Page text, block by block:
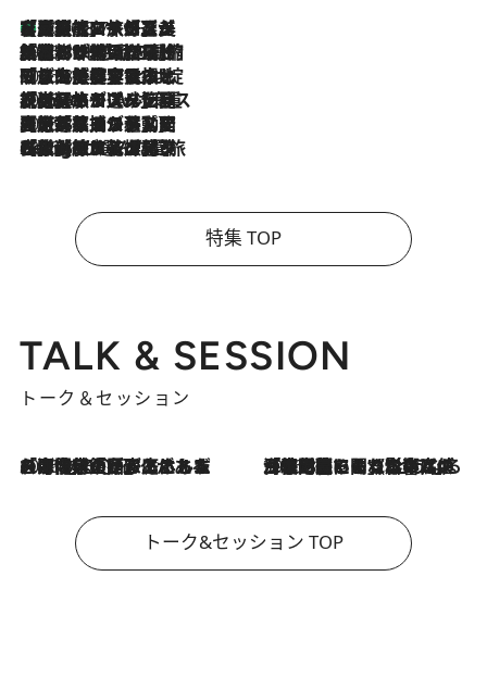
2026.8.7
【厳選旅コスメ】「多機能アイテムがメイン！」旅好き美容エディターが選んだ夏旅ベストコスメを発表【Mサイズジップ】
2026.8.6
「荷物が増えるほど旅ストレスは増す」美容ジャーナリストがたどり着いた最終結論。“化粧品を劇的に減らす”感動の凝縮美容とは
2026.8.6
「旅先には金髪ウィッグを持参」日本と同じメイクでは損してる!? 美容ジャーナリストが提案する“掟破りの旅美容”とは
2026.8.6
【厳選旅コスメ】「身軽さ＆UV対策重視！」ヘアアーティストshucoが選んだ夏旅ベストコスメを発表【Mサイズジップ】
2026.8.5
【厳選旅コスメ】国内をあちこち移動する河井菜摘が選んだ夏旅ベストコスメ発表！「リラックスアイテムはマスト」【Mサイズジップ】
2026.8.4
【厳選旅コスメ】「紫外線＆乾燥対策しながらメイク感も！」ヘア＆メイクGeorgeが選んだ夏旅ベストコスメを発表！【Mサイズジップ】
特集 TOP
TALK & SESSION
トーク＆セッション
2026.8.3
「今後値上げがあるとすれば…」「リスクがあるのは今年の冬」エネルギー専門家が語る、ホルムズ海峡封鎖が家庭にもたらす“ある心配” 2026.8.3
「住宅建てられない…」「サーチャージ料の高値が続いている」ホルムズ海峡封鎖による影響はいつまで続く？《エネルギー専門家に聞く“どうなる日本の暮らし”》
トーク&セッション TOP